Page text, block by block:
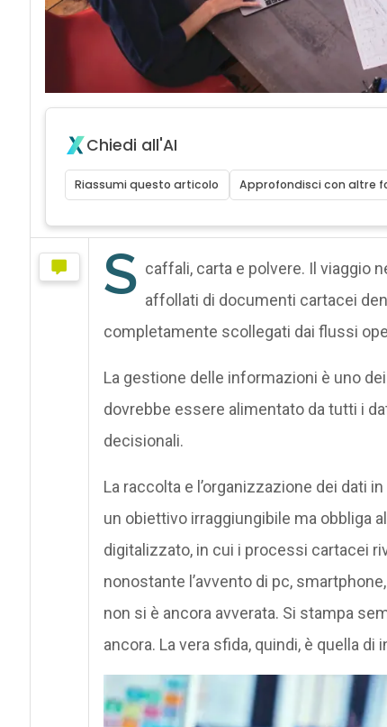
Chiedi all'AI
Riassumi questo articolo Approfondisci con altre
S caffali, carta e polvere. Il viaggio
affollati di documenti cartacei
completamente scollegati dai flussi
La gestione delle informazioni è uno
dovrebbe essere alimentato da tutti i
decisionali.
La raccolta e l’organizzazione dei dati
un obiettivo irraggiungibile ma obbliga
digitalizzato, in cui i processi cartacei
nonostante l’avvento di pc,
non si è ancora avverata. Si stampa
ancora. La vera sfida, quindi, è quella